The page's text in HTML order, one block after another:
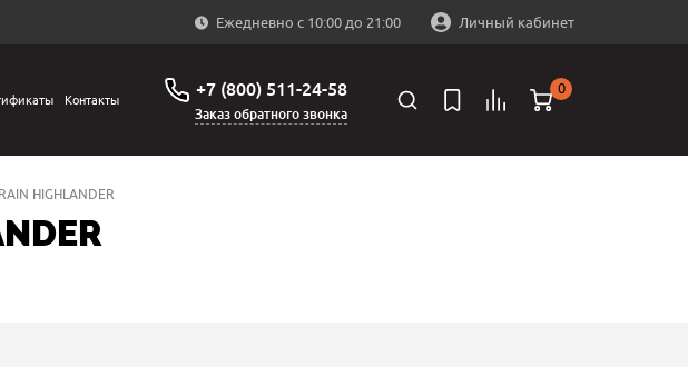
Ежедневно с 10:00 до 21:00 Личный кабинет
Контакты +7 (800) 511-24-58
Заказ обратного звонка
0
HIGHLANDER